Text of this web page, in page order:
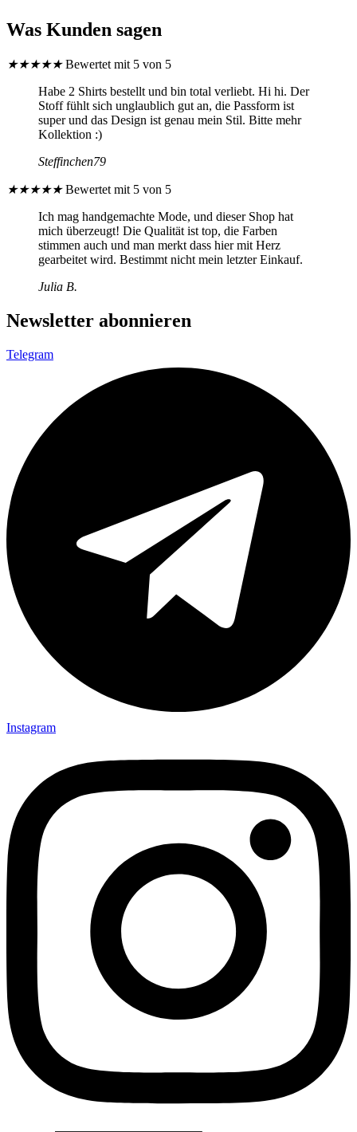
Die
Optionen
können
auf
der
Produktseite
gewählt
werden
Was Kunden sagen
★★★★★ Bewertet mit 5 von 5
Habe 2 Shirts bestellt und bin total verliebt. Hi hi. Der
Stoff fühlt sich unglaublich gut an, die Passform ist
super und das Design ist genau mein Stil. Bitte mehr
Kollektion :)
Steffinchen79
★★★★★ Bewertet mit 5 von 5
Ich mag handgemachte Mode, und dieser Shop hat
mich überzeugt! Die Qualität ist top, die Farben
stimmen auch und man merkt dass hier mit Herz
gearbeitet wird. Bestimmt nicht mein letzter Einkauf.
Julia B.
Newsletter abonnieren
Telegram
Instagram